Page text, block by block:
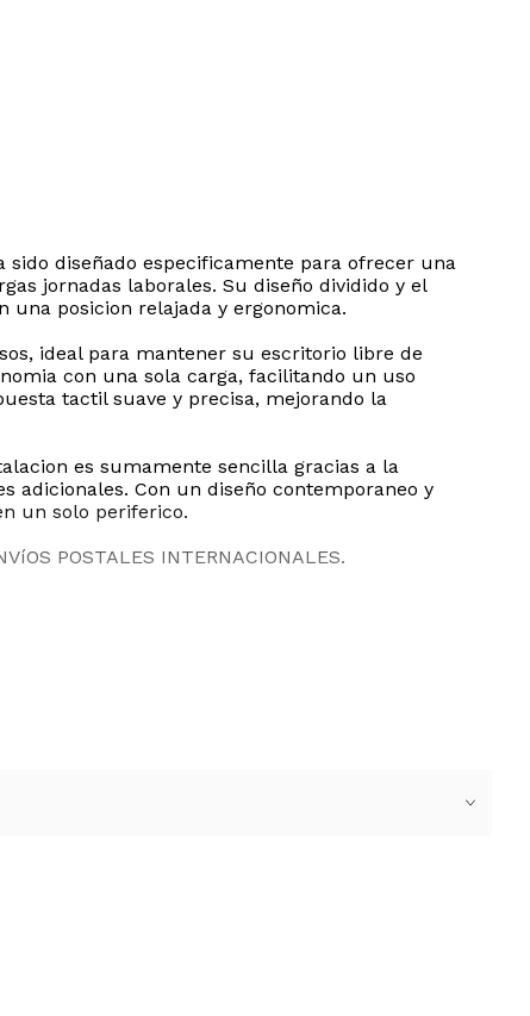
sido diseñado especificamente para ofrecer una
jornadas laborales. Su diseño dividido y el
una posicion relajada y ergonomica.
ideal para mantener su escritorio libre de
con una sola carga, facilitando un uso
tactil suave y precisa, mejorando la
es sumamente sencilla gracias a la
adicionales. Con un diseño contemporaneo y
un solo periferico.
POSTALES INTERNACIONALES.